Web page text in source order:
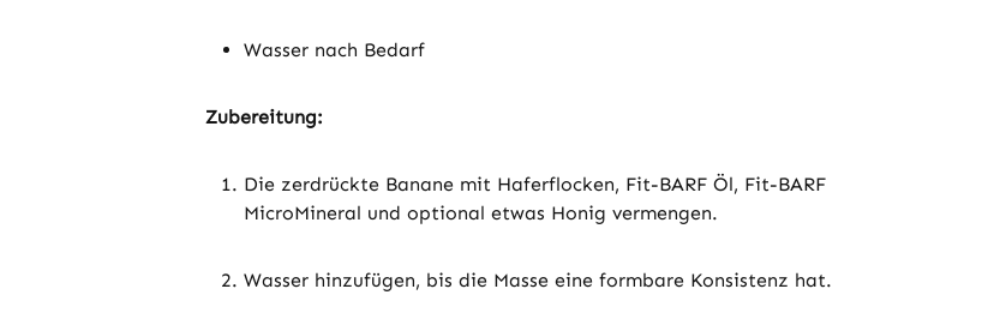
Wasser nach Bedarf
Zubereitung:
Die zerdrückte Banane mit Haferflocken, Fit-BARF Öl, Fit-BARF
MicroMineral und optional etwas Honig vermengen.
Wasser hinzufügen, bis die Masse eine formbare Konsistenz hat.